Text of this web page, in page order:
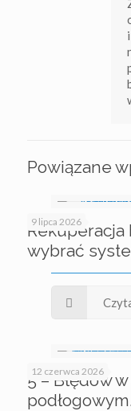
Powiązane
9 lipca 2026
wybrać
12 czerwca 2026
5 – Błędów